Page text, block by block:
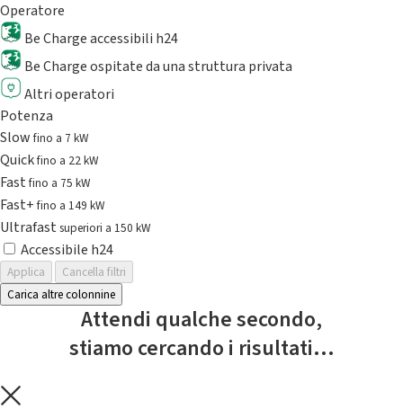
Operatore
Be Charge accessibili h24
Be Charge ospitate da una struttura privata
Altri operatori
Potenza
Slowfino a 7 kW
Quickfino a 22 kW
Fastfino a 75 kW
Fast+fino a 149 kW
Ultrafast superiori a 150 kW
Accessibile h24
Applica
Cancella filtri
Carica altre colonnine
Attendi qualche secondo,
stiamo cercando i risultati...